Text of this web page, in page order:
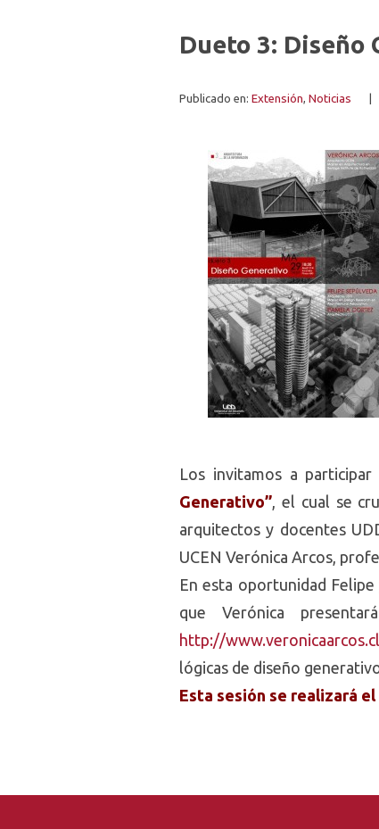
Dueto 3: Diseño
Publicado en: Extensión, Noticias
Los invitamos a
Generativo”, el cual se
arquitectos y docentes
UCEN Verónica Arcos,
En esta oportunidad
que Verónica
http://
lógicas de diseño
Esta sesión se realizará